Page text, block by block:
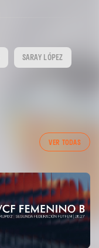
SARAY LÓPEZ
VER TODAS